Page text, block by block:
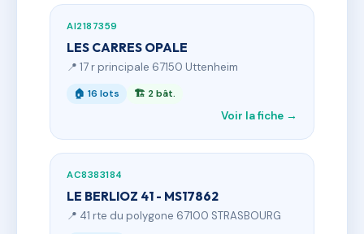
AI2187359
LES CARRES OPALE
📍 17 r principale 67150 Uttenheim
🏠 16 lots 🏗 2 bât.
Voir la fiche →
AC8383184
LE BERLIOZ 41 - MS17862
📍 41 rte du polygone 67100 STRASBOURG